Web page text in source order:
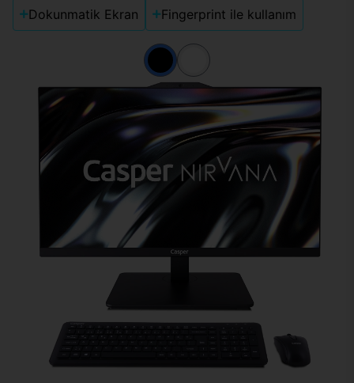
Dokunmatik Ekran Fingerprint ile kullanım